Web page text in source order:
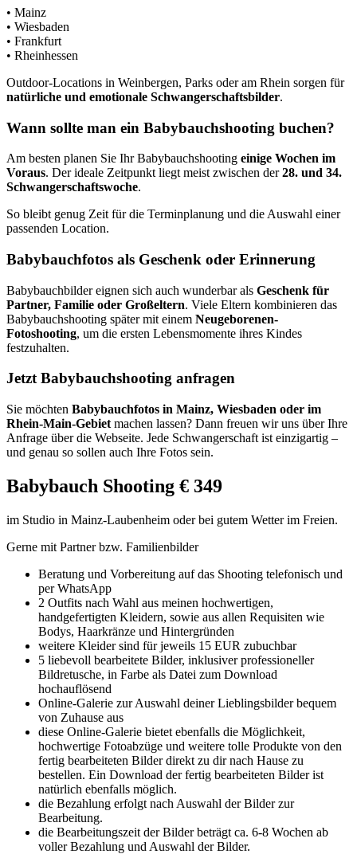
• Mainz
• Wiesbaden
• Frankfurt
• Rheinhessen
Outdoor-Locations in Weinbergen, Parks oder am Rhein sorgen für
natürliche und emotionale Schwangerschaftsbilder.
Wann sollte man ein Babybauchshooting buchen?
Am besten planen Sie Ihr Babybauchshooting einige Wochen im
Voraus. Der ideale Zeitpunkt liegt meist zwischen der28. und 34.
Schwangerschaftswoche.
So bleibt genug Zeit für die Terminplanung und die Auswahl einer
passenden Location.
Babybauchfotos als Geschenk oder Erinnerung
Babybauchbilder eignen sich auch wunderbar als Geschenk für
Partner, Familie oder Großeltern. Viele Eltern kombinieren das
Babybauchshooting später mit einem Neugeborenen-
Fotoshooting, um die ersten Lebensmomente ihres Kindes
festzuhalten.
Jetzt Babybauchshooting anfragen
Sie möchten Babybauchfotos in Mainz, Wiesbaden oder im
Rhein-Main-Gebiet machen lassen? Dann freuen wir uns über Ihre
Anfrage über die Webseite. Jede Schwangerschaft ist einzigartig –
und genau so sollen auch Ihre Fotos sein.
Babybauch Shooting € 349
im Studio in Mainz-Laubenheim oder bei gutem Wetter im Freien.
Gerne mit Partner bzw. Familienbilder
Beratung und Vorbereitung auf das Shooting telefonisch und
per WhatsApp
2 Outfits nach Wahl aus meinen hochwertigen,
handgefertigten Kleidern, sowie aus allen Requisiten wie
Bodys, Haarkränze und Hintergründen
weitere Kleider sind für jeweils 15 EUR zubuchbar
5 liebevoll bearbeitete Bilder, inklusiver professioneller
Bildretusche, in Farbe als Datei zum Download
hochauflösend
Online-Galerie zur Auswahl deiner Lieblingsbilder bequem
von Zuhause aus
diese Online-Galerie bietet ebenfalls die Möglichkeit,
hochwertige Fotoabzüge und weitere tolle Produkte von den
fertig bearbeiteten Bilder direkt zu dir nach Hause zu
bestellen. Ein Download der fertig bearbeiteten Bilder ist
natürlich ebenfalls möglich.
die Bezahlung erfolgt nach Auswahl der Bilder zur
Bearbeitung.
die Bearbeitungszeit der Bilder beträgt ca. 6-8 Wochen ab
voller Bezahlung und Auswahl der Bilder.